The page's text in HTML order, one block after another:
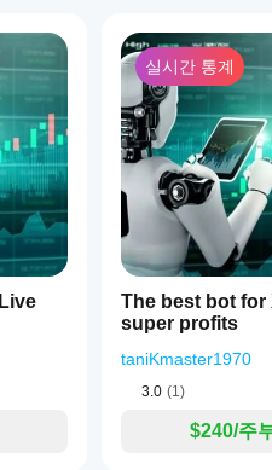
서 완전히 구성 가능합니다.
적화되어 있습니다:
Germany40, DAX40
드: 3–5 포인트 (사용자 설정
2,000€ 이상)
권장 1:50–1:100
실시간 통계
The best bot for
super profits
taniKmaster1970
3.0 (1)
$240/주